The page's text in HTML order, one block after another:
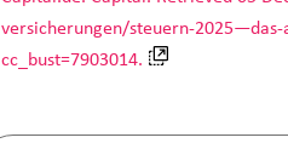
versicherungen/steuern-
cc_bust=7903014.